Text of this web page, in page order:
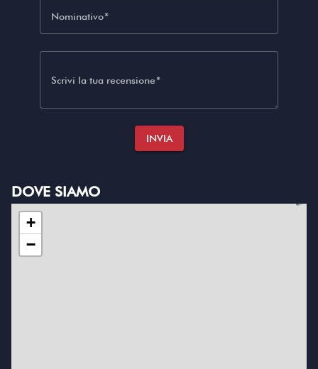
Nominativo
Scrivi la tua recensione
INVIA
DOVE SIAMO
+
−